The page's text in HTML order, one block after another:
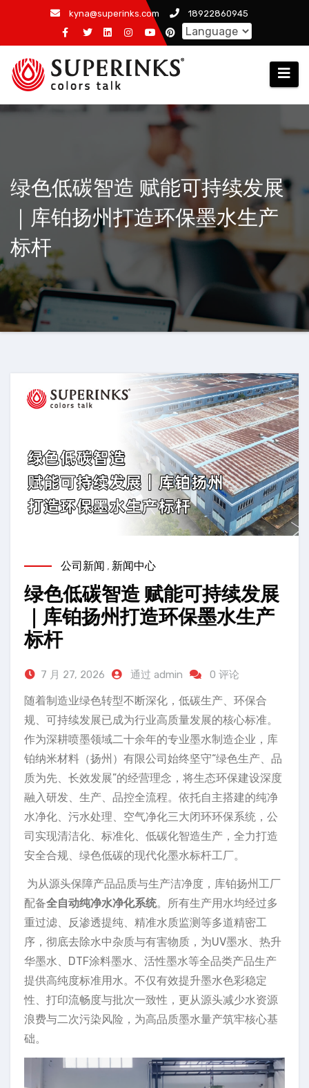
内
kyna@superinks.com 18922860945
绿色低碳智造 赋能可持续发展
｜库铂扬州打造环保墨水生产
标杆
公司新闻 , 新闻中心
绿色低碳智造 赋能可持续发展
｜库铂扬州打造环保墨水生产
标杆
7 月 27, 2026 通过 admin 0 评论
随着制造业绿色转型不断深化，低碳生产、环保合
规、可持续发展已成为行业高质量发展的核心标准。
作为深耕喷墨领域二十余年的专业墨水制造企业，库
铂纳米材料（扬州）有限公司始终坚守“绿色生产、品
质为先、长效发展”的经营理念，将生态环保建设深度
融入研发、生产、品控全流程。依托自主搭建的纯净
水净化、污水处理、空气净化三大闭环环保系统，公
司实现清洁化、标准化、低碳化智造生产，全力打造
安全合规、绿色低碳的现代化墨水标杆工厂。
为从源头保障产品品质与生产洁净度，库铂扬州工厂
配备全自动纯净水净化系统。所有生产用水均经过多
重过滤、反渗透提纯、精准水质监测等多道精密工
序，彻底去除水中杂质与有害物质，为UV墨水、热升
华墨水、DTF涂料墨水、活性墨水等全品类产品生产
提供高纯度标准用水。不仅有效提升墨水色彩稳定
性、打印流畅度与批次一致性，更从源头减少水资源
浪费与二次污染风险，为高品质墨水量产筑牢核心基
础。